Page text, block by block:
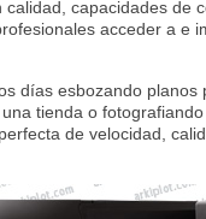
calidad, capacidades de
acceder a e
días esbozando
tienda o
de velocidad,